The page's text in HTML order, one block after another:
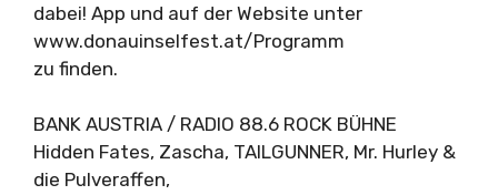
dabei! App und auf der Website unter
www.donauinselfest.at/Programm
zu finden.
BANK AUSTRIA / RADIO 88.6 ROCK BÜHNE
Hidden Fates, Zascha, TAILGUNNER, Mr. Hurley &
die Pulveraffen,